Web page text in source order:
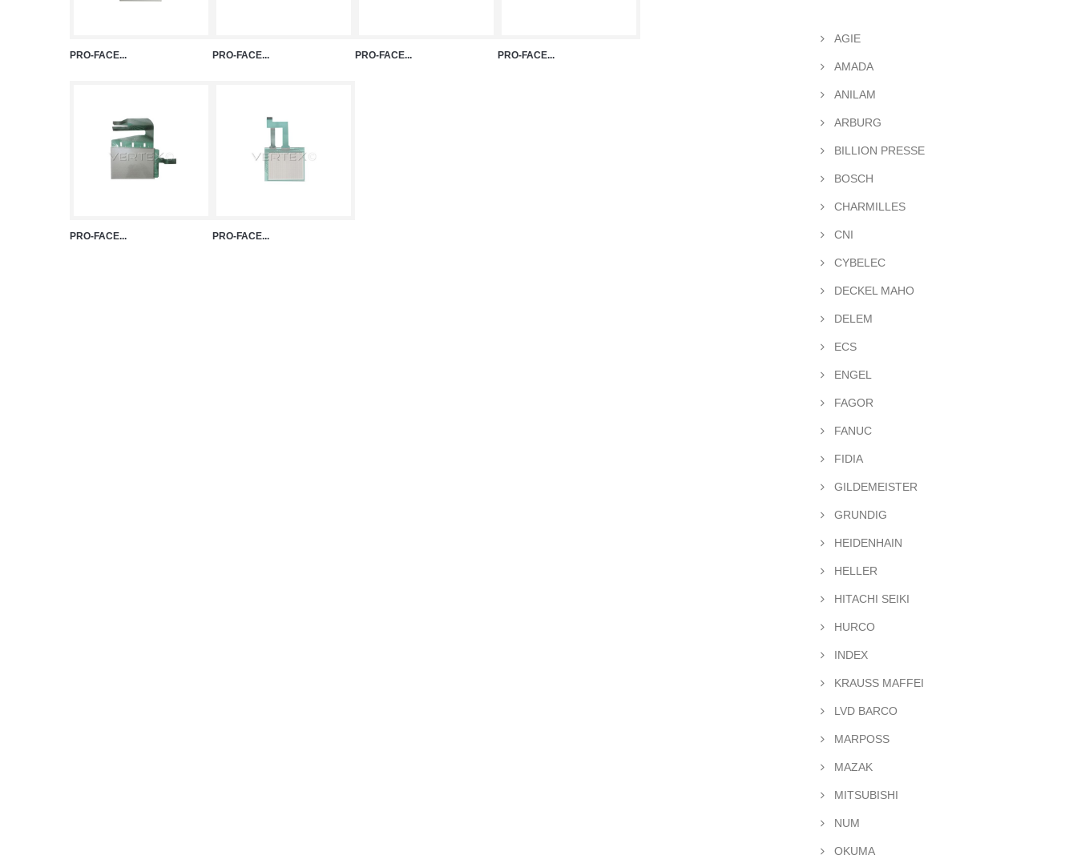
PRO-FACE... PRO-FACE... PRO-FACE... PRO-FACE...
PRO-FACE... PRO-FACE...
AGIE
AMADA
ANILAM
ARBURG
BILLION PRESSE
BOSCH
CHARMILLES
CNI
CYBELEC
DECKEL MAHO
DELEM
ECS
ENGEL
FAGOR
FANUC
FIDIA
GILDEMEISTER
GRUNDIG
HEIDENHAIN
HELLER
HITACHI SEIKI
HURCO
INDEX
KRAUSS MAFFEI
LVD BARCO
MARPOSS
MAZAK
MITSUBISHI
NUM
OKUMA